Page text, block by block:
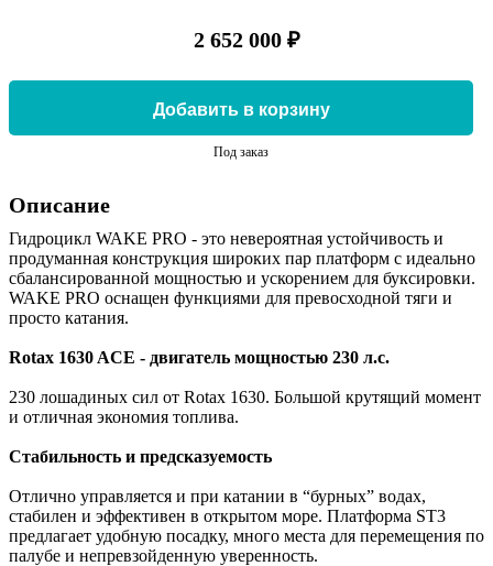
2 652 000 ₽
Добавить в корзину
Под заказ
Описание
Гидроцикл WAKE PRO - это невероятная устойчивость и
продуманная конструкция широких пар платформ с идеально
сбалансированной мощностью и ускорением для буксировки.
WAKE PRO оснащен функциями для превосходной тяги и
просто катания.
Rotax 1630 ACE - двигатель мощностью 230 л.с.
230 лошадиных сил от Rotax 1630. Большой крутящий момент
и отличная экономия топлива.
Стабильность и предсказуемость
Отлично управляется и при катании в “бурных” водах,
стабилен и эффективен в открытом море. Платформа ST3
предлагает удобную посадку, много места для перемещения по
палубе и непревзойденную уверенность.